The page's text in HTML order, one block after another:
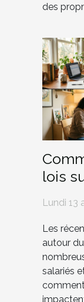
des
lois
droits
Lundi 13
Les
autour
salariés